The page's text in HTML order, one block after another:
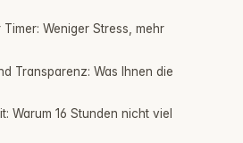
Timer: Weniger Stress, mehr
Transparenz: Was Ihnen die
Warum 16 Stunden nicht viel